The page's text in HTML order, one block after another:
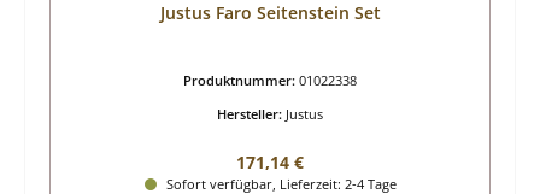
Justus Faro Seitenstein Set
Produktnummer: 01022338
Hersteller: Justus
Regulärer Preis:
171,14 €
Sofort verfügbar, Lieferzeit: 2-4 Tage